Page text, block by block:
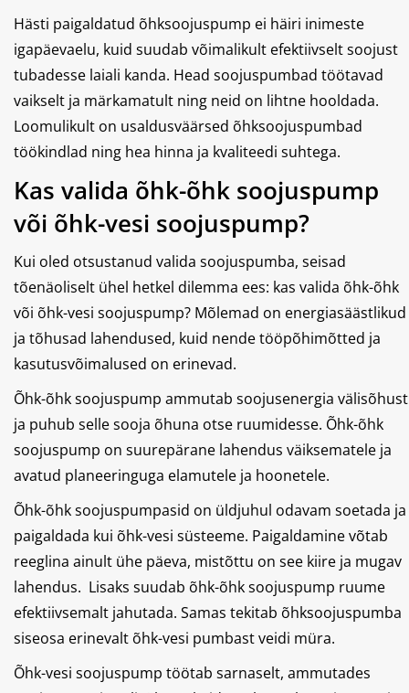
Hästi paigaldatud õhksoojuspump ei häiri inimeste
igapäevaelu, kuid suudab võimalikult efektiivselt soojust
tubadesse laiali kanda. Head soojuspumbad töötavad
vaikselt ja märkamatult ning neid on lihtne hooldada.
Loomulikult on usaldusväärsed õhksoojuspumbad
töökindlad ning hea hinna ja kvaliteedi suhtega.
Kas valida õhk-õhk soojuspump
või õhk-vesi soojuspump?
Kui oled otsustanud valida soojuspumba, seisad
tõenäoliselt ühel hetkel dilemma ees: kas valida õhk-õhk
või õhk-vesi soojuspump? Mõlemad on energiasäästlikud
ja tõhusad lahendused, kuid nende tööpõhimõtted ja
kasutusvõimalused on erinevad.
Õhk-õhk soojuspump ammutab soojusenergia välisõhust
ja puhub selle sooja õhuna otse ruumidesse. Õhk-õhk
soojuspump on suurepärane lahendus väiksematele ja
avatud planeeringuga elamutele ja hoonetele.
Õhk-õhk soojuspumpasid on üldjuhul odavam soetada ja
paigaldada kui õhk-vesi süsteeme. Paigaldamine võtab
reeglina ainult ühe päeva, mistõttu on see kiire ja mugav
lahendus. Lisaks suudab õhk-õhk soojuspump ruume
efektiivsemalt jahutada. Samas tekitab õhksoojuspumba
siseosa erinevalt õhk-vesi pumbast veidi müra.
Õhk-vesi soojuspump töötab sarnaselt, ammutades